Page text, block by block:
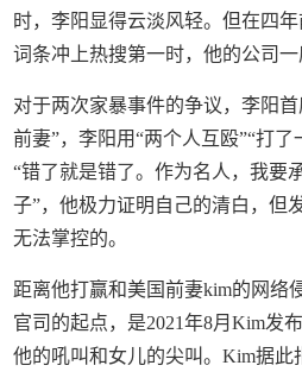
时，李阳显得云淡风轻。但在四
词条冲上热搜第一时，他的公司一
对于两次家暴事件的争议，李阳
前妻”，李阳用“两个人互殴”“打了
“错了就是错了。作为名人，我要
子”，他极力证明自己的清白，但
无法掌控的。
距离他打赢和美国前妻kim的网络
官司的起点，是2021年8月Kim发
他的吼叫和女儿的尖叫。Kim据此